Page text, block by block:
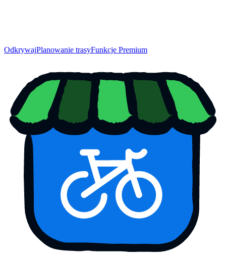
OdkrywajPlanowanie trasyFunkcje Premium